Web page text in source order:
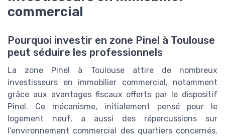
commercial
Pourquoi investir en zone Pinel à Toulouse
peut séduire les professionnels
La zone Pinel à Toulouse attire de nombreux
investisseurs en immobilier commercial, notamment
grâce aux avantages fiscaux offerts par le dispositif
Pinel. Ce mécanisme, initialement pensé pour le
logement neuf, a aussi des répercussions sur
l’environnement commercial des quartiers concernés.